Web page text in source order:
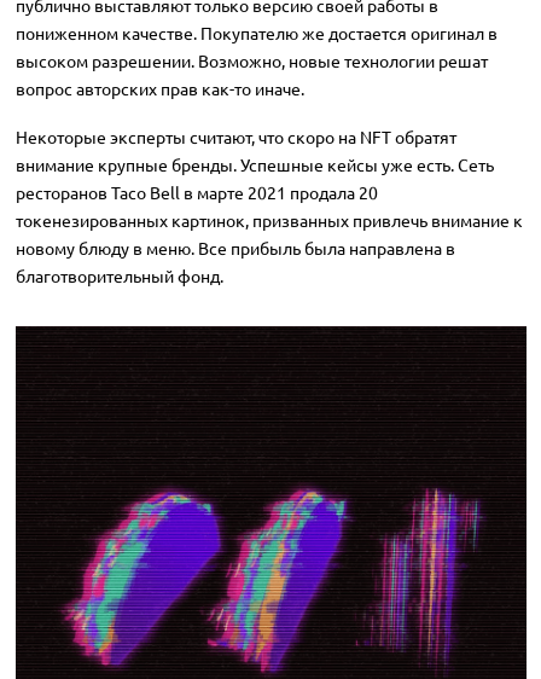
публично выставляют только версию своей работы в
пониженном качестве. Покупателю же достается оригинал в
высоком разрешении. Возможно, новые технологии решат
вопрос авторских прав как-то иначе.
Некоторые эксперты считают, что скоро на NFT обратят
внимание крупные бренды. Успешные кейсы уже есть. Сеть
ресторанов Taco Bell в марте 2021 продала 20
токенезированных картинок, призванных привлечь внимание к
новому блюду в меню. Все прибыль была направлена в
благотворительный фонд.